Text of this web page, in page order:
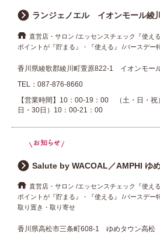
ランジェノエル イオンモール綾
直営店・サロン
エッセンスチェック『使える
ポイントが『貯まる』・『使える』
バースデー
香川県綾歌郡綾川町萱原822-1 イオンモ
TEL： 087-876-8660
【営業時間】10：00-19：00 （土・日・
日・30日）10：00-21：00
Salute by WACOAL／AMPHI ゆ
直営店・サロン
エッセンスチェック『使える
ポイントが『貯まる』・『使える』
バースデー
取り置き・取り寄せ
香川県高松市三条町608-1 ゆめタウン高